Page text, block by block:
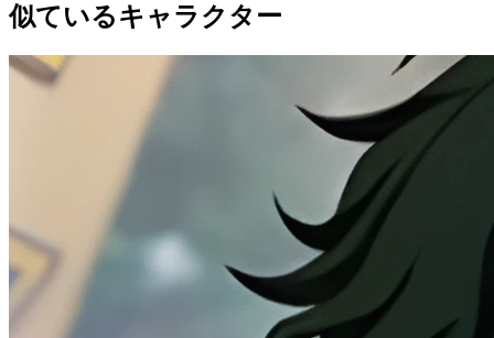
似ているキャラクター